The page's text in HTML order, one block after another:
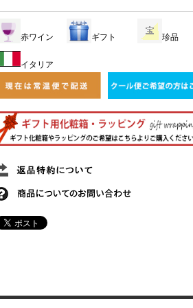
赤ワイン ギフト 珍品
イタリア